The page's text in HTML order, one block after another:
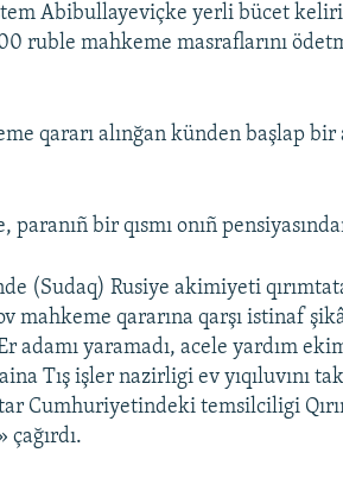
Abibullayeviçke yerli bücet
ruble mahkeme masraflarını
qararı alınğan künden başlap
bir qısmı onıñ
(Sudaq) Rusiye akimiyeti
mahkeme qararına qarşı istinaf
adamı yaramadı, acele yardım
Tış işler nazirligi ev yıqıluvını
Cumhuriyetindeki temsilciligi
çağırdı.